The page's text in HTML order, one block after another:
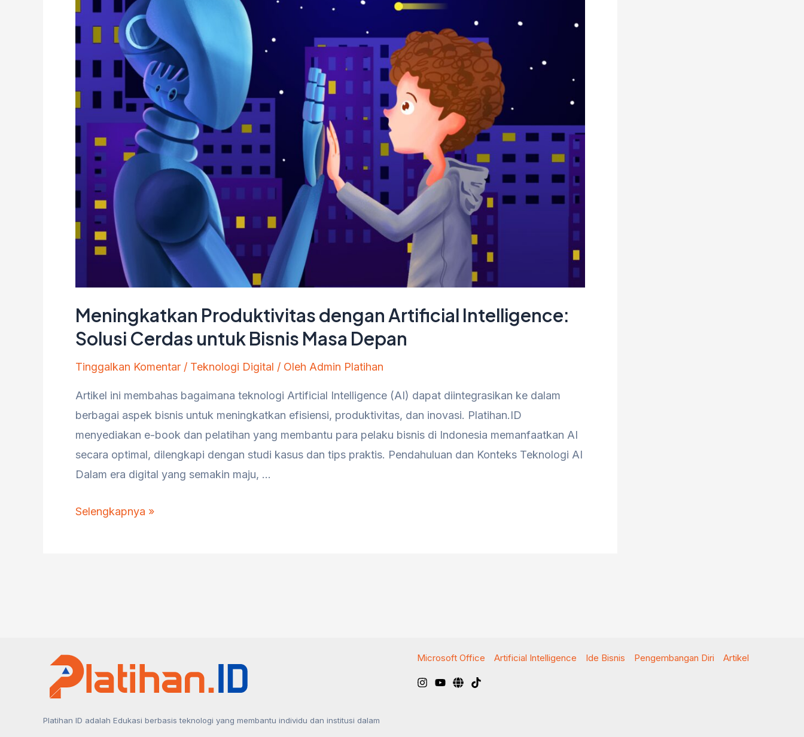
Meningkatkan Produktivitas dengan Artificial Intelligence:
Solusi Cerdas untuk Bisnis Masa Depan
Tinggalkan Komentar / Teknologi Digital / Oleh Admin Platihan
Artikel ini membahas bagaimana teknologi Artificial Intelligence (AI) dapat diintegrasikan ke dalam
berbagai aspek bisnis untuk meningkatkan efisiensi, produktivitas, dan inovasi. Platihan.ID
menyediakan e-book dan pelatihan yang membantu para pelaku bisnis di Indonesia memanfaatkan AI
secara optimal, dilengkapi dengan studi kasus dan tips praktis. Pendahuluan dan Konteks Teknologi AI
Dalam era digital yang semakin maju, …
Meningkatkan
Bisnis
Masa
Selengkapnya »
Platihan ID adalah Edukasi berbasis teknologi yang membantu individu dan institusi dalam
Microsoft Office Artificial Intelligence Ide Bisnis Pengembangan Diri Artikel